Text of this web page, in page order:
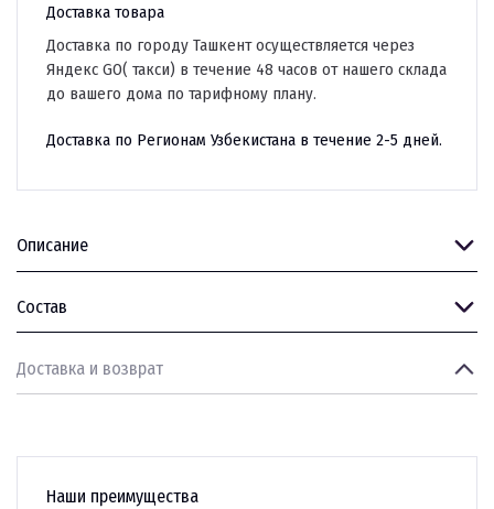
Доставка товара
Доставка по городу Ташкент осуществляется через
Яндекс GO( такси) в течение 48 часов от нашего склада
до вашего дома по тарифному плану.
Доставка по Регионам Узбекистана в течение 2-5 дней.
Описание
Состав
Доставка и возврат
Наши преимущества